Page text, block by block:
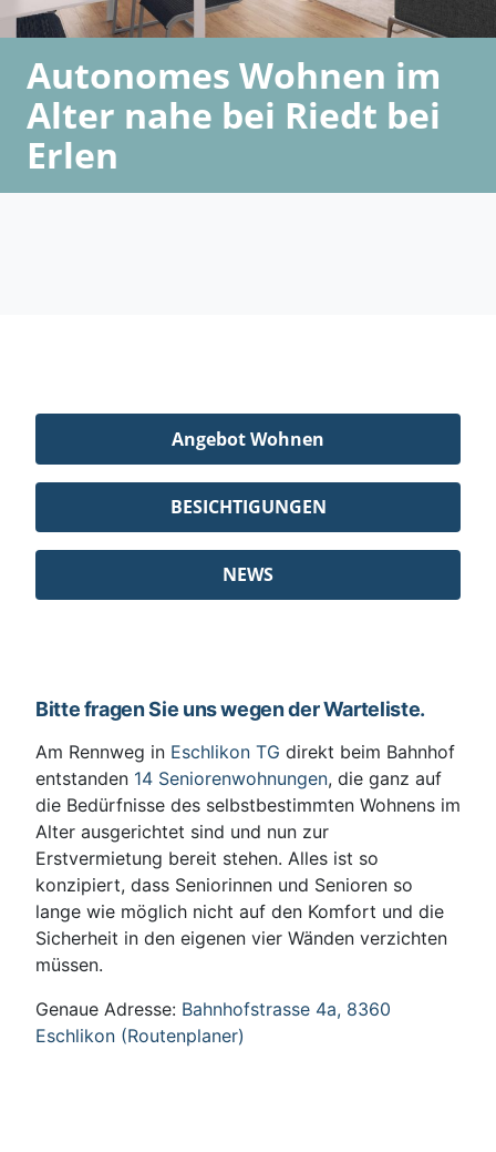
Autonomes Wohnen im
Alter nahe bei Riedt bei
Erlen
Angebot Wohnen
BESICHTIGUNGEN
NEWS
Bitte fragen Sie uns wegen der Warteliste.
Am Rennweg in Eschlikon TG direkt beim Bahnhof
entstanden 14 Seniorenwohnungen, die ganz auf
die Bedürfnisse des selbstbestimmten Wohnens im
Alter ausgerichtet sind und nun zur
Erstvermietung bereit stehen. Alles ist so
konzipiert, dass Seniorinnen und Senioren so
lange wie möglich nicht auf den Komfort und die
Sicherheit in den eigenen vier Wänden verzichten
müssen.
Genaue Adresse: Bahnhofstrasse 4a, 8360
Eschlikon (Routenplaner)